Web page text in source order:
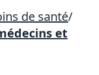
de santé/
et